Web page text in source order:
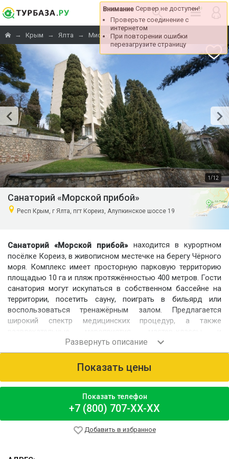
Внимание Сервер не доступен!
Проверьте соединение с
интернетом
При повторении ошибки
перезагрузите страницу
→ Крым → Ялта → Мисхор → «Морской прибой»
1 /12
Санаторий «Морской прибой»
Респ Крым, г Ялта, пгт Кореиз, Алупкинское шоссе 19
Санаторий «Морской прибой»находится в курортном
посёлке Кореиз, в живописном местечке на берегу Чёрного
моря. Комплекс имеет просторную парковую территорию
площадью 10 га и пляж протяжённостью 400 метров. Гости
санатория могут искупаться в собственном бассейне на
территории, посетить сауну, поиграть в бильярд или
воспользоваться тренажёрным залом. Предлагается
широкий спектр медицинских процедур, а также
организация экскурсий.
Для проживания предлагаются однокомнатные
номера «Стандарт», двухкомнатные «Полулюкс»,
располагаются в двух жилых корпусах и двух старинных
Показать цены
Показать телефон
+7 (800) 707-XX-XX
Добавить в избранное